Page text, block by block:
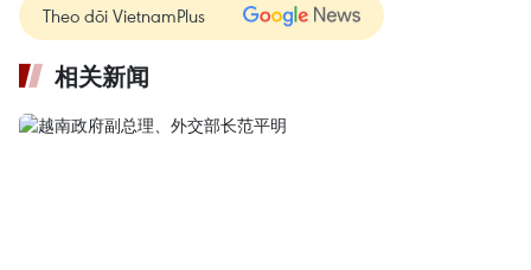
Theo dõi VietnamPlus
相关新闻